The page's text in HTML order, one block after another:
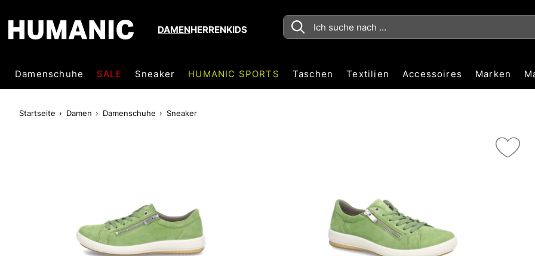
DAMENHERRENKIDS
Damenschuhe SALE Sneaker HUMANIC SPORTS Taschen Textilien Accessoires Marken
Startseite Damen Damenschuhe Sneaker